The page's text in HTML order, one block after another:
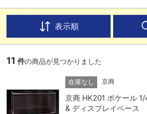
表示順
11 件の商品が見つかりました
在庫なし 京商
京商 HK201 ポケール
& ディスプレイベース